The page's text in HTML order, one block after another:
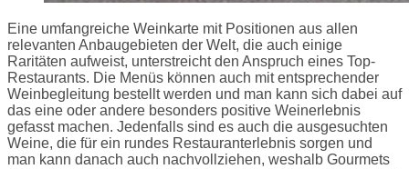
Eine umfangreiche Weinkarte mit Positionen aus allen
relevanten Anbaugebieten der Welt, die auch einige
Raritäten aufweist, unterstreicht den Anspruch eines Top-
Restaurants. Die Menüs können auch mit entsprechender
Weinbegleitung bestellt werden und man kann sich dabei auf
das eine oder andere besonders positive Weinerlebnis
gefasst machen. Jedenfalls sind es auch die ausgesuchten
Weine, die für ein rundes Restauranterlebnis sorgen und
man kann danach auch nachvollziehen, weshalb Gourmets